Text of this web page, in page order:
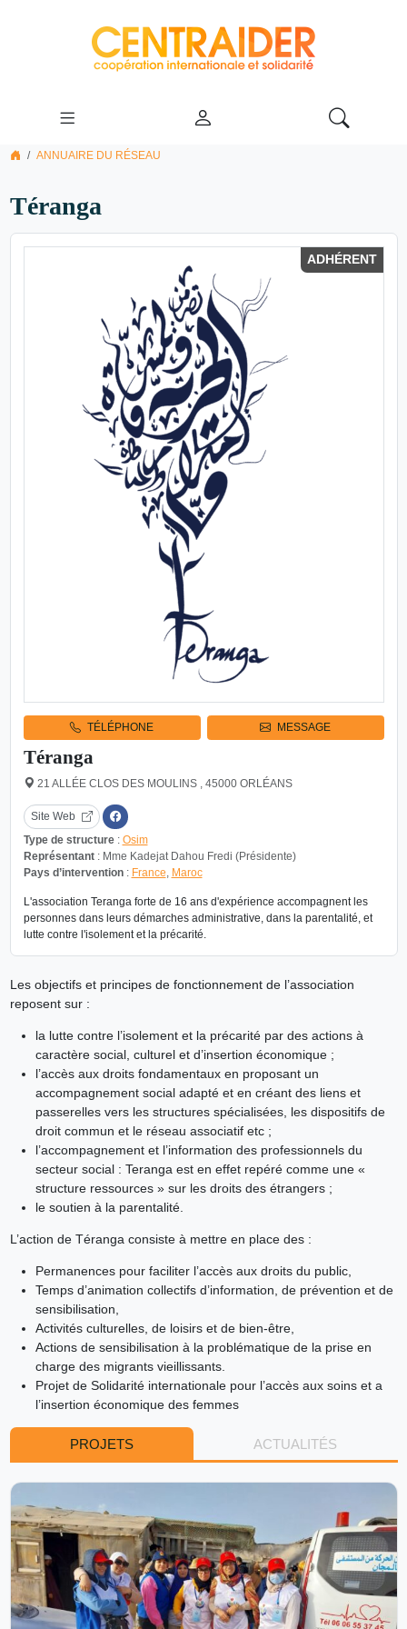
ANNUAIRE DU RÉSEAU
Téranga
ADHÉRENT
TÉLÉPHONE MESSAGE
Téranga
21 ALLÉE CLOS DES MOULINS , 45000 ORLÉANS
Site Web
Type de structure: Osim
Représentant: Mme Kadejat Dahou Fredi (Présidente)
Pays d’intervention: France, Maroc
L'association Teranga forte de 16 ans d'expérience accompagnent les
personnes dans leurs démarches administrative, dans la parentalité, et
lutte contre l'isolement et la précarité.
Les objectifs et principes de fonctionnement de l’association
reposent sur :
la lutte contre l’isolement et la précarité par des actions à
caractère social, culturel et d’insertion économique ;
l’accès aux droits fondamentaux en proposant un
accompagnement social adapté et en créant des liens et
passerelles vers les structures spécialisées, les dispositifs de
droit commun et le réseau associatif etc ;
l’accompagnement et l’information des professionnels du
secteur social : Teranga est en effet repéré comme une «
structure ressources » sur les droits des étrangers ;
le soutien à la parentalité.
L’action de Téranga consiste à mettre en place des :
Permanences pour faciliter l’accès aux droits du public,
Temps d’animation collectifs d’information, de prévention et de
sensibilisation,
Activités culturelles, de loisirs et de bien-être,
Actions de sensibilisation à la problématique de la prise en
charge des migrants vieillissants.
Projet de Solidarité internationale pour l’accès aux soins et a
l’insertion économique des femmes
PROJETS ACTUALITÉS